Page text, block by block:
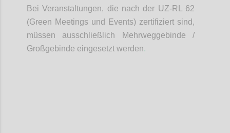
Bei Veranstaltungen, die nach der UZ-RL 62
(Green Meetings und Events) zertifiziert sind,
müssen ausschließlich Mehrweggebinde /
Großgebinde eingesetzt werden.